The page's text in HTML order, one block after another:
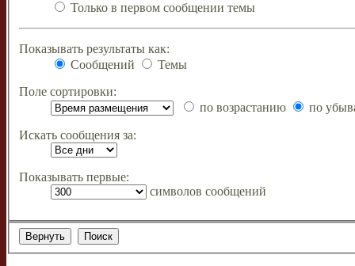
Только в первом сообщении темы
Показывать результаты как:
Сообщений
Темы
Поле сортировки:
по возрастанию
по
Искать сообщения за:
Показывать первые:
символов сообщений